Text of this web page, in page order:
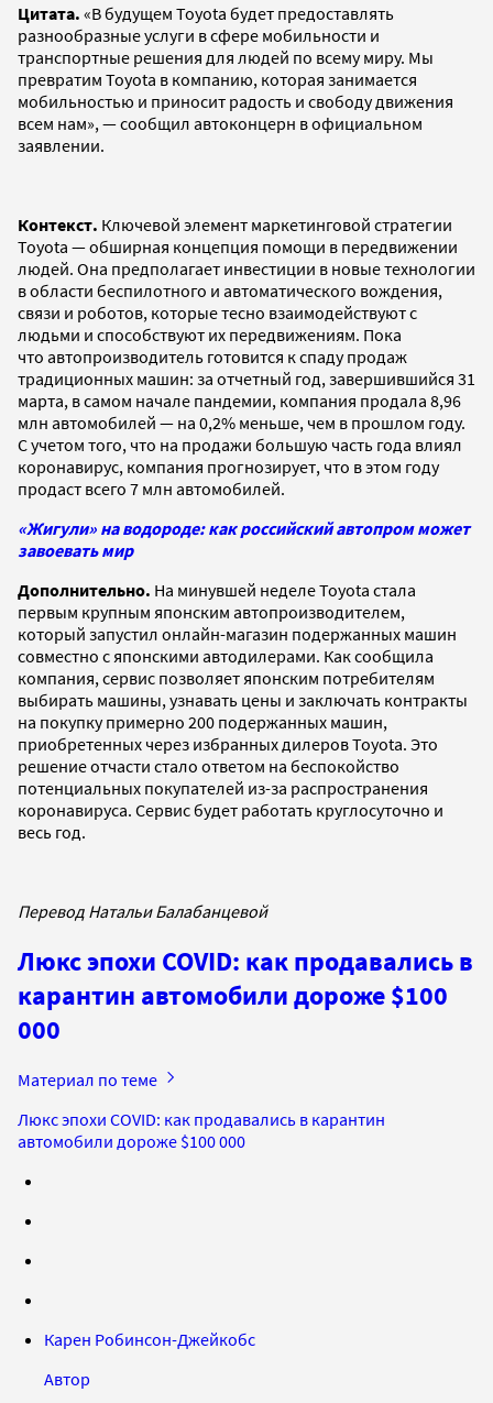
Цитата. «В будущем Toyota будет предоставлять
разнообразные услуги в сфере мобильности и
транспортные решения для людей по всему миру. Мы
превратим Toyota в компанию, которая занимается
мобильностью и приносит радость и свободу движения
всем нам», — сообщил автоконцерн в официальном
заявлении.
Контекст. Ключевой элемент маркетинговой стратегии
Toyota — обширная концепция помощи в передвижении
людей. Она предполагает инвестиции в новые технологии
в области беспилотного и автоматического вождения,
связи и роботов, которые тесно взаимодействуют с
людьми и способствуют их передвижениям. Пока
что автопроизводитель готовится к спаду продаж
традиционных машин: за отчетный год, завершившийся 31
марта, в самом начале пандемии, компания продала 8,96
млн автомобилей — на 0,2% меньше, чем в прошлом году.
С учетом того, что на продажи большую часть года влиял
коронавирус, компания прогнозирует, что в этом году
продаст всего 7 млн автомобилей.
«Жигули» на водороде: как российский автопром может
завоевать мир
Дополнительно. На минувшей неделе Toyota стала
первым крупным японским автопроизводителем,
который запустил онлайн-магазин подержанных машин
совместно с японскими автодилерами. Как сообщила
компания, сервис позволяет японским потребителям
выбирать машины, узнавать цены и заключать контракты
на покупку примерно 200 подержанных машин,
приобретенных через избранных дилеров Toyota. Это
решение отчасти стало ответом на беспокойство
потенциальных покупателей из-за распространения
коронавируса. Сервис будет работать круглосуточно и
весь год.
Перевод Натальи Балабанцевой
Люкс эпохи COVID: как продавались в
карантин автомобили дороже $100
000
Материал по теме
Люкс эпохи COVID: как продавались в карантин
автомобили дороже $100 000
Карен Робинсон-Джейкобс
Автор